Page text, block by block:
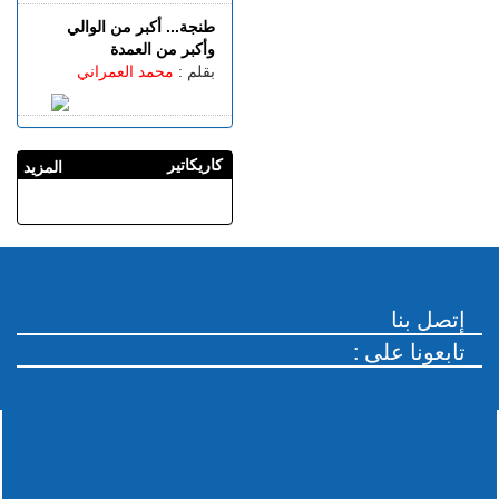
الصغيرة
بقلم :محمد العمراني
طنجة... أكبر من الوالي
وأكبر من العمدة
كاريكاتير